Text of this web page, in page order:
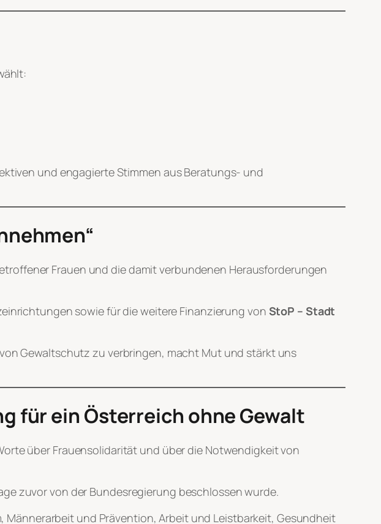
und engagierte Stimmen aus Beratungs- und
Frauen und die damit verbundenen Herausforderungen
sowie für die weitere Finanzierung von StoP – Stadt
Gewaltschutz zu verbringen, macht Mut und stärkt uns
für ein Österreich ohne Gewalt
über Frauensolidarität und über die Notwendigkeit von
zuvor von der Bundesregierung beschlossen wurde.
und Prävention, Arbeit und Leistbarkeit, Gesundheit